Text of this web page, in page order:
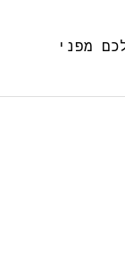
מפני